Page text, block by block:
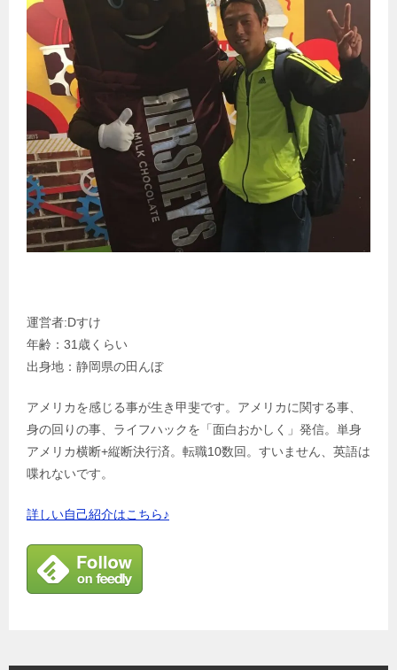
運営者:Dすけ
年齢：31歳くらい
出身地：静岡県の田んぼ
アメリカを感じる事が生き甲斐です。アメリカに関する事、
身の回りの事、ライフハックを「面白おかしく」発信。単身
アメリカ横断+縦断決行済。転職10数回。すいません、英語は
喋れないです。
詳しい自己紹介はこちら♪